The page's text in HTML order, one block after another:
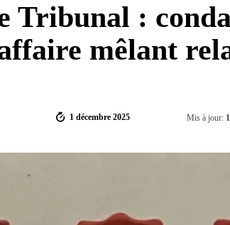
Tribunal :
mêlant
1 décembre 2025 Mis à jour: